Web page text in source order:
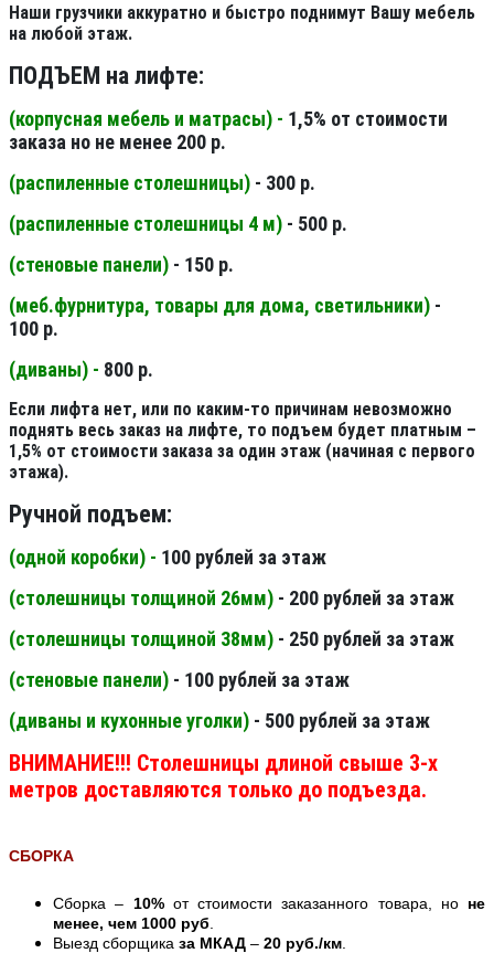
Наши грузчики аккуратно и быстро поднимут Вашу мебель
на любой этаж.
ПОДЪЕМ на лифте:
(корпусная мебель и матрасы) - 1,5% от стоимости
заказа но не менее 200 р.
(распиленные столешницы) - 300 р.
(распиленные столешницы 4 м) - 500 р.
(стеновые панели) - 150 р.
(меб.фурнитура, товары для дома, светильники) -
100 р.
(диваны) - 800 р.
Если лифта нет, или по каким-то причинам невозможно
поднять весь заказ на лифте, то подъем будет платным –
1,5% от стоимости заказа за один этаж (начиная с первого
этажа).
Ручной подъем:
(одной коробки) - 100 рублей за этаж
(столешницы толщиной 26мм) - 200 рублей за этаж
(столешницы толщиной 38мм) - 250 рублей за этаж
(стеновые панели) - 100 рублей за этаж
(диваны и кухонные уголки) - 500 рублей за этаж
ВНИМАНИЕ!!! Столешницы длиной свыше 3-х
метров доставляются только до подъезда.
СБОРКА
Сборка – 10%от стоимости заказанного товара, но не
менее, чем 1000 руб
Выезд сборщика за МКАД – 20 руб./км